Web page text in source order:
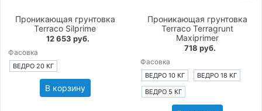
Проникающая грунтовка
Terraco Silprime
12 653 руб.
Фасовка
ВЕДРО 20 КГ
В корзину
Проникающая грунтовка
Terraco Terragrunt
Maxiprimer
718 руб.
Фасовка
ВЕДРО 10 КГ
ВЕДРО 18 КГ
ВЕДРО 5 КГ